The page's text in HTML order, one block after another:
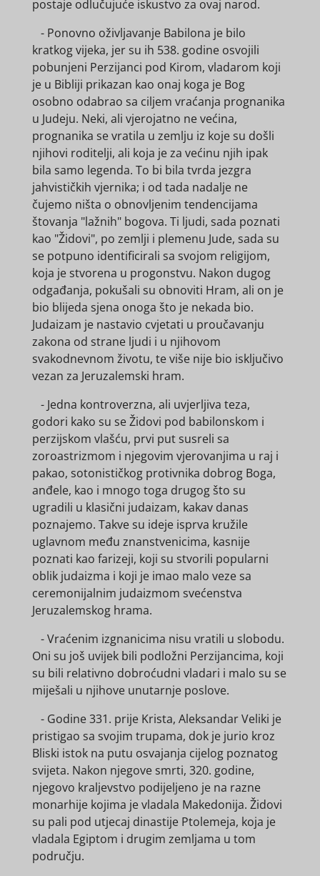
postaje odlučujuće iskustvo za ovaj narod.
- Ponovno oživljavanje Babilona je bilo
kratkog vijeka, jer su ih 538. godine osvojili
pobunjeni Perzijanci pod Kirom, vladarom koji
je u Bibliji prikazan kao onaj koga je Bog
osobno odabrao sa ciljem vraćanja prognanika
u Judeju. Neki, ali vjerojatno ne većina,
prognanika se vratila u zemlju iz koje su došli
njihovi roditelji, ali koja je za većinu njih ipak
bila samo legenda. To bi bila tvrda jezgra
jahvističkih vjernika; i od tada nadalje ne
čujemo ništa o obnovljenim tendencijama
štovanja "lažnih" bogova. Ti ljudi, sada poznati
kao "Židovi", po zemlji i plemenu Jude, sada su
se potpuno identificirali sa svojom religijom,
koja je stvorena u progonstvu. Nakon dugog
odgađanja, pokušali su obnoviti Hram, ali on je
bio blijeda sjena onoga što je nekada bio.
Judaizam je nastavio cvjetati u proučavanju
zakona od strane ljudi i u njihovom
svakodnevnom životu, te više nije bio isključivo
vezan za Jeruzalemski hram.
- Jedna kontroverzna, ali uvjerljiva teza,
godori kako su se Židovi pod babilonskom i
perzijskom vlašću, prvi put susreli sa
zoroastrizmom i njegovim vjerovanjima u raj i
pakao, sotonističkog protivnika dobrog Boga,
anđele, kao i mnogo toga drugog što su
ugradili u klasični judaizam, kakav danas
poznajemo. Takve su ideje isprva kružile
uglavnom među znanstvenicima, kasnije
poznati kao farizeji, koji su stvorili popularni
oblik judaizma i koji je imao malo veze sa
ceremonijalnim judaizmom svećenstva
Jeruzalemskog hrama.
- Vraćenim izgnanicima nisu vratili u slobodu.
Oni su još uvijek bili podložni Perzijancima, koji
su bili relativno dobroćudni vladari i malo su se
miješali u njihove unutarnje poslove.
- Godine 331. prije Krista, Aleksandar Veliki je
pristigao sa svojim trupama, dok je jurio kroz
Bliski istok na putu osvajanja cijelog poznatog
svijeta. Nakon njegove smrti, 320. godine,
njegovo kraljevstvo podijeljeno je na razne
monarhije kojima je vladala Makedonija. Židovi
su pali pod utjecaj dinastije Ptolemeja, koja je
vladala Egiptom i drugim zemljama u tom
području.